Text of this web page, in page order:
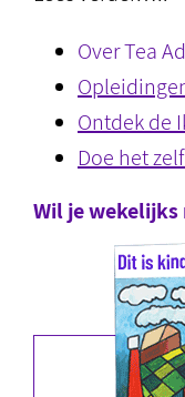
Over Tea
Ontdek de
Doe het
Wil je